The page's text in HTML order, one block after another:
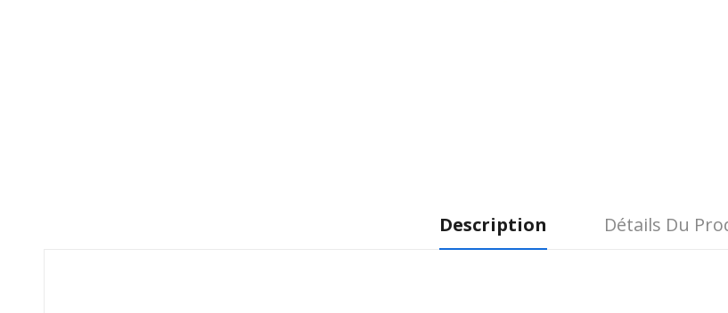
Description Détails Du